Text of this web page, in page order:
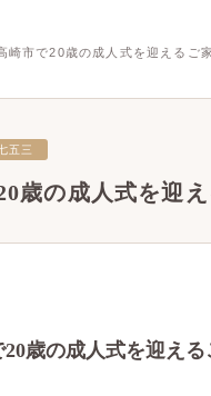
崎市で20歳の成人式を迎えるご
五三
歳の成人式を迎
歳の成人式を迎え